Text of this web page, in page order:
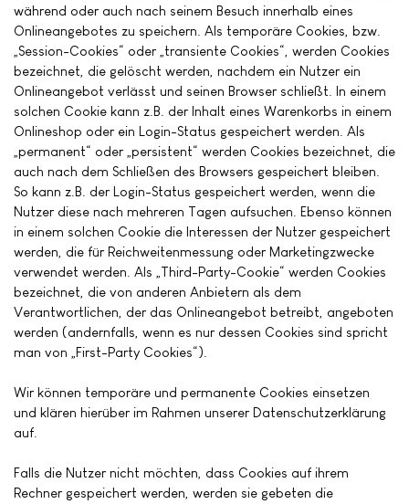
während oder auch nach seinem Besuch innerhalb eines
Onlineangebotes zu speichern. Als temporäre Cookies, bzw.
„Session-Cookies“ oder „transiente Cookies“, werden Cookies
bezeichnet, die gelöscht werden, nachdem ein Nutzer ein
Onlineangebot verlässt und seinen Browser schließt. In einem
solchen Cookie kann z.B. der Inhalt eines Warenkorbs in einem
Onlineshop oder ein Login-Status gespeichert werden. Als
„permanent“ oder „persistent“ werden Cookies bezeichnet, die
auch nach dem Schließen des Browsers gespeichert bleiben.
So kann z.B. der Login-Status gespeichert werden, wenn die
Nutzer diese nach mehreren Tagen aufsuchen. Ebenso können
in einem solchen Cookie die Interessen der Nutzer gespeichert
werden, die für Reichweitenmessung oder Marketingzwecke
verwendet werden. Als „Third-Party-Cookie“ werden Cookies
bezeichnet, die von anderen Anbietern als dem
Verantwortlichen, der das Onlineangebot betreibt, angeboten
werden (andernfalls, wenn es nur dessen Cookies sind spricht
man von „First-Party Cookies“).
Wir können temporäre und permanente Cookies einsetzen
und klären hierüber im Rahmen unserer Datenschutzerklärung
auf.
Falls die Nutzer nicht möchten, dass Cookies auf ihrem
Rechner gespeichert werden, werden sie gebeten die